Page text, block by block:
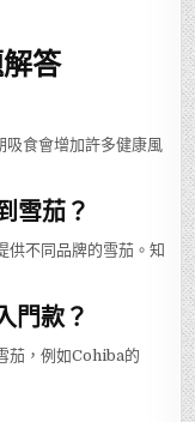
答
吸食會增加許多健康風
雪茄？
供不同品牌的雪茄。知
門款？
茄，例如Cohiba的